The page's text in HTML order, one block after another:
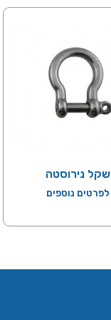
שקל נירוסטה
לפרטים נוספים